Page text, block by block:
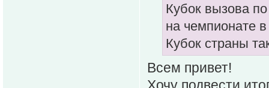
Кубок вызова
на чемпионате
Кубок страны
Всем привет!